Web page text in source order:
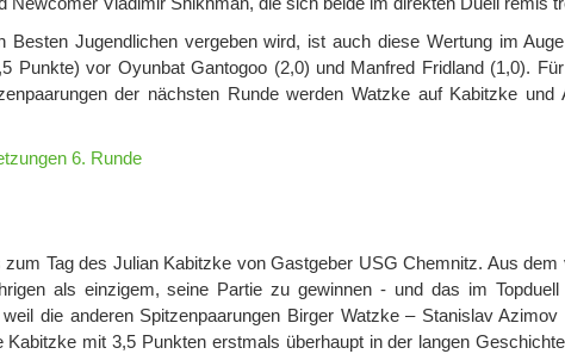
Jugendlichen vergeben wird, ist auch diese Wertung im
Punkte) vor Oyunbat Gantogoo (2,0) und Manfred Fridland (1,0).
der nächsten Runde werden Watzke auf Kabitzke
6. Runde
Tag des Julian Kabitzke von Gastgeber USG Chemnitz. Aus
als einzigem, seine Partie zu gewinnen - und das im
die anderen Spitzenpaarungen Birger Watzke – Stanislav
mit 3,5 Punkten erstmals überhaupt in der langen